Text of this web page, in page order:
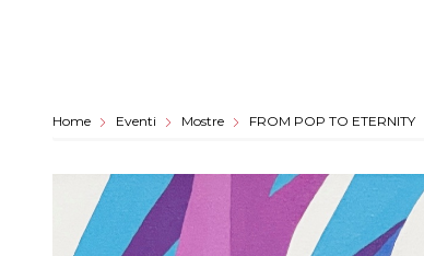
Home Eventi Mostre FROM POP TO ETERNITY